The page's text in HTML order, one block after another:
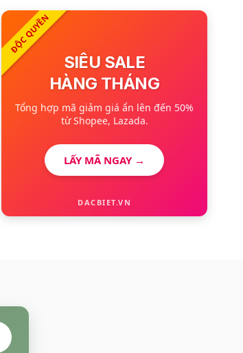
ĐỘC QUYỀN
SIÊU SALE
HÀNG THÁNG
Tổng hợp mã giảm giá ẩn lên đến 50%
từ Shopee, Lazada.
LẤY MÃ NGAY →
DACBIET.VN